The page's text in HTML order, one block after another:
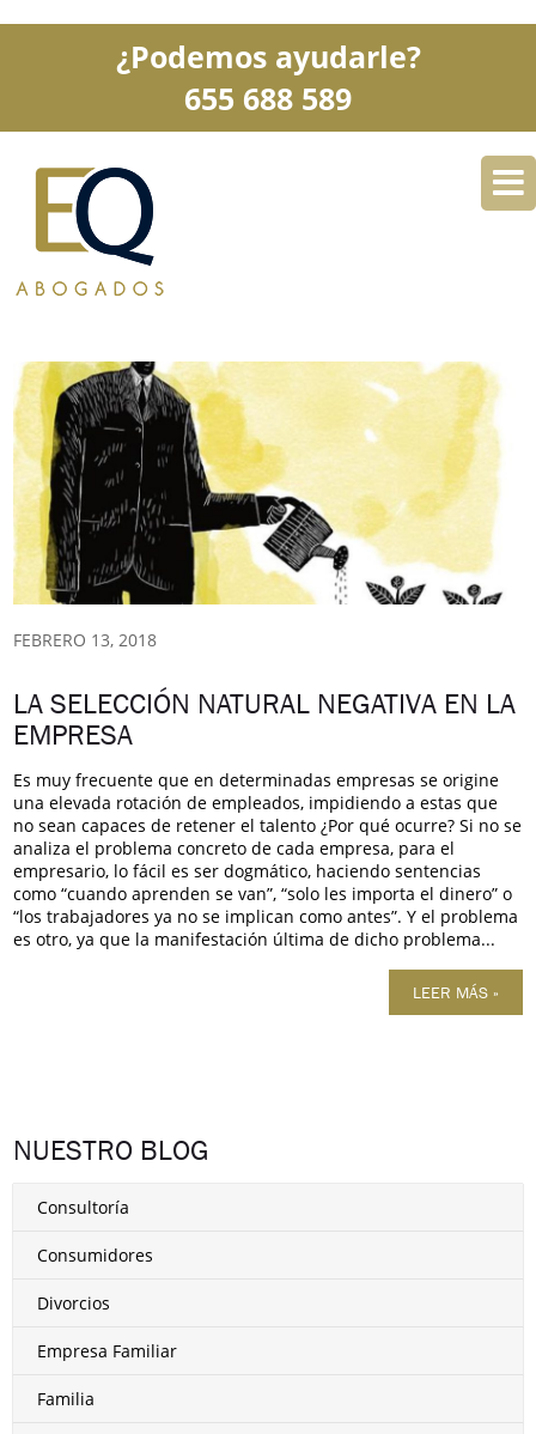
¿Podemos ayudarle?
655 688 589
SERVICIOS
BLOG CONTACTO
FEBRERO 13, 2018
LA SELECCIÓN NATURAL NEGATIVA EN LA
EMPRESA
Es muy frecuente que en determinadas empresas se origine
una elevada rotación de empleados, impidiendo a estas que
no sean capaces de retener el talento ¿Por qué ocurre? Si no se
analiza el problema concreto de cada empresa, para el
empresario, lo fácil es ser dogmático, haciendo sentencias
como “cuando aprenden se van”, “solo les importa el dinero” o
“los trabajadores ya no se implican como antes”. Y el problema
es otro, ya que la manifestación última de dicho problema...
LEER MÁS »
NUESTRO BLOG
Consultoría
Consumidores
Divorcios
Empresa Familiar
Familia